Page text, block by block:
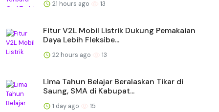
21 hours ago 13
Fitur V2L Mobil Listrik Dukung Pemakaian
Daya Lebih Fleksibe...
22 hours ago 13
Lima Tahun Belajar Beralaskan Tikar di
Saung, SMA di Kabupat...
1 day ago 15